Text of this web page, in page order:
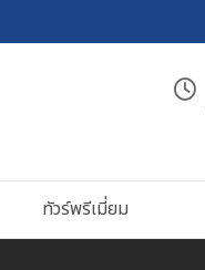
ทัวร์พรีเมี่ยม